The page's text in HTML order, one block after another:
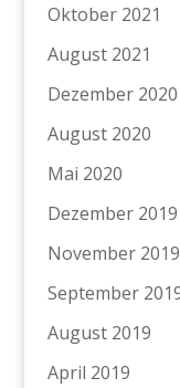
Oktober 2021
August 2021
Dezember 2020
August 2020
Mai 2020
Dezember 2019
November 2019
September
August 2019
April 2019